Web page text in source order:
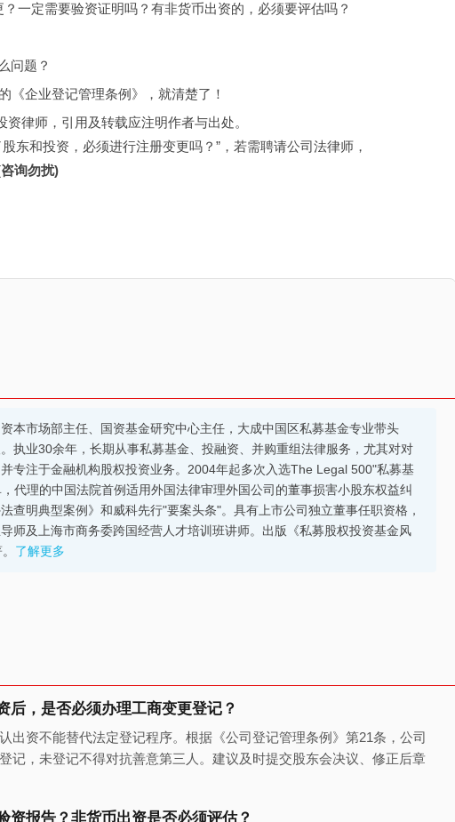
一定需要验资证明吗？有非货币出资的，必须要评估吗？
问题？
《企业登记管理条例》，就清楚了！
律师，引用及转载应注明作者与出处。
东和投资，必须进行注册变更吗？”，若需聘请公司法律师，
询勿扰)
本市场部主任、国资基金研究中心主任，大成中国区私募基金专业带头
执业30余年，长期从事私募基金、投融资、并购重组法律服务，尤其对对
专注于金融机构股权投资业务。2004年起多次入选The Legal 500"私募基
代理的中国法院首例适用外国法律审理外国公司的董事损害小股东权益纠
查明典型案例》和威科先行"要案头条"。具有上市公司独立董事任职资格，
师及上海市商务委跨国经营人才培训班讲师。出版《私募股权投资基金风
了解更多
后，是否必须办理工商变更登记？
出资不能替代法定登记程序。根据《公司登记管理条例》第21条，公司
记，未登记不得对抗善意第三人。建议及时提交股东会决议、修正后章
资报告？非货币出资是否必须评估？